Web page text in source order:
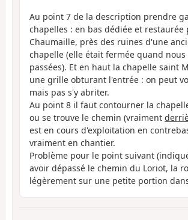
Au point 7 de la description prendre
chapelles : en bas dédiée et
Chaumaille, près des ruines d'une
chapelle (elle était fermée quand nous
passées). Et en haut la chapelle saint
une grille obturant l'entrée : on peut
mais pas s'y abriter.
Au point 8 il faut contourner la
ou se trouve le chemin (vraiment
est en cours d'exploitation en
vraiment en chantier.
Problème pour le point suivant
avoir dépassé le chemin du Loriot, la
légèrement sur une petite portion